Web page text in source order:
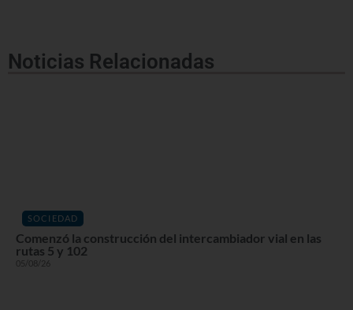
Noticias Relacionadas
SOCIEDAD
Comenzó la construcción del intercambiador vial en las
rutas 5 y 102
05/08/26